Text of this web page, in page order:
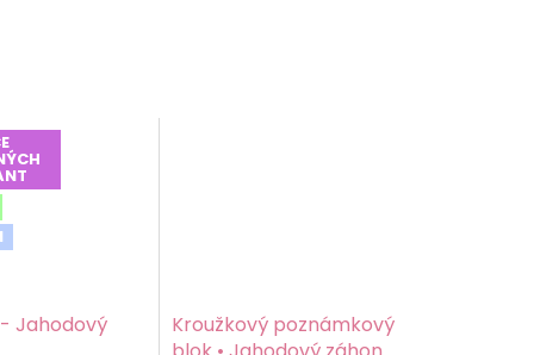
Jahodový
Kroužkový poznámkový